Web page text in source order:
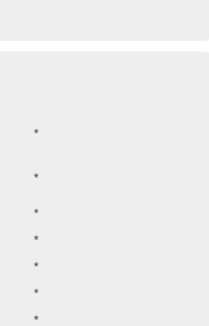
*
*
*
*
*
*
*